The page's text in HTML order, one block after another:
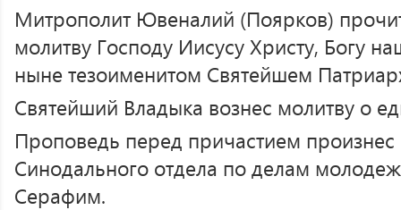
Митрополит Ювеналий (Поярков)
молитву Господу Иисусу Христу, Богу
ныне тезоименитом Святейшем
Святейший Владыка вознес молитву о
Проповедь перед причастием произнес
Синодального отдела по делам
Серафим.